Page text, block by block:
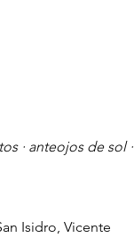
· anteojos de sol ·
Isidro, Vicente